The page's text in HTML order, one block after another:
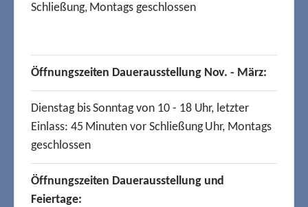
Schließung, Montags geschlossen
Öffnungszeiten Dauerausstellung Nov. - März:
Dienstag bis Sonntag von 10 - 18 Uhr, letzter
Einlass: 45 Minuten vor Schließung Uhr, Montags
geschlossen
Öffnungszeiten Dauerausstellung und
Feiertage: